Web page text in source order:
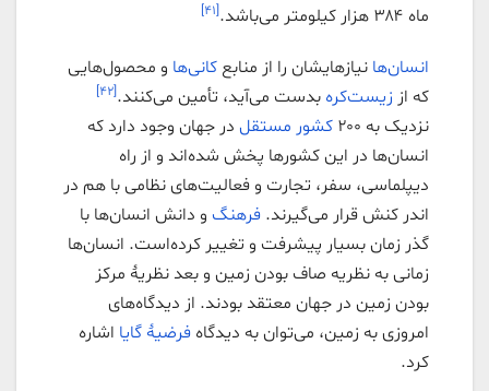
ماه ۳۸۴ هزار کیلومتر می‌باشد.
انسان‌ها نیازهایشان را از منابع کانی‌ها و محصول‌هایی
که از زیست‌کره بدست می‌آید، تأمین می‌کنند.
نزدیک به ۲۰۰ کشور مستقل در جهان وجود دارد که
انسان‌ها در این کشورها پخش شده‌اند و از راه
دیپلماسی، سفر، تجارت و فعالیت‌های نظامی با هم در
اندر کنش قرار می‌گیرند. فرهنگ و دانش انسان‌ها با
گذر زمان بسیار پیشرفت و تغییر کرده‌است. انسان‌ها
زمانی به نظریه صاف بودن زمین و بعد نظریهٔ مرکز
بودن زمین در جهان معتقد بودند. از دیدگاه‌های
امروزی به زمین، می‌توان به دیدگاه فرضیهٔ گایا اشاره
کرد.